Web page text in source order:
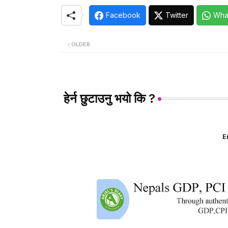
Facebook Twitter
OLDER
हेर्न छुटाउनु भयो कि ?